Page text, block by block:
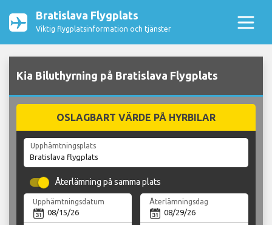
Bratislava Flygplats
Viktig flygplatsinformation och tjänster
Kia Biluthyrning på Bratislava Flygplats
OSLAGBART VÄRDE PÅ HYRBILAR
Upphämtningsplats
Återlämning på samma plats
Upphämtningsdatum Återlämningsdag